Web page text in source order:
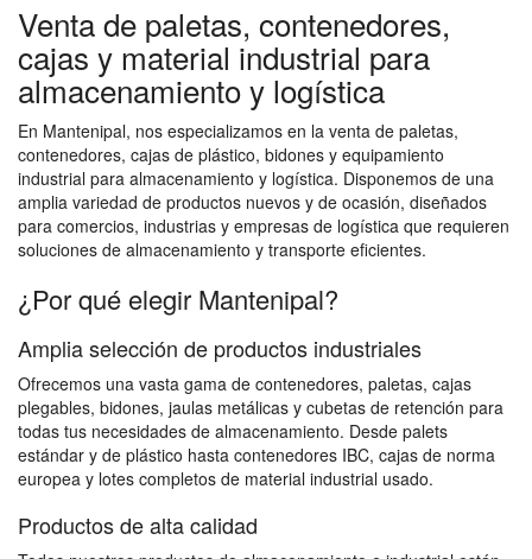
Venta de paletas, contenedores,
cajas y material industrial para
almacenamiento y logística
En Mantenipal, nos especializamos en la venta de paletas,
contenedores, cajas de plástico, bidones y equipamiento
industrial para almacenamiento y logística. Disponemos de una
amplia variedad de productos nuevos y de ocasión, diseñados
para comercios, industrias y empresas de logística que requieren
soluciones de almacenamiento y transporte eficientes.
¿Por qué elegir Mantenipal?
Amplia selección de productos industriales
Ofrecemos una vasta gama de contenedores, paletas, cajas
plegables, bidones, jaulas metálicas y cubetas de retención para
todas tus necesidades de almacenamiento. Desde palets
estándar y de plástico hasta contenedores IBC, cajas de norma
europea y lotes completos de material industrial usado.
Productos de alta calidad